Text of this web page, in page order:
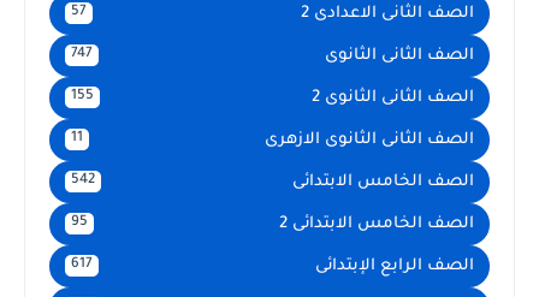
الصف الثانى الاعدادى 2 57
الصف الثانى الثانوى 747
الصف الثانى الثانوى 2 155
الصف الثانى الثانوى الازهرى 11
الصف الخامس الابتدائى 542
الصف الخامس الابتدائى 2 95
الصف الرابع الإبتدائى 617